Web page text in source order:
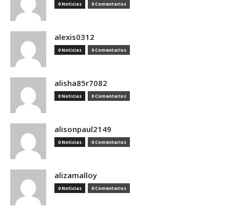
0 Noticias 0 Comentarios
alexis0312
0 Noticias 0 Comentarios
alisha85r7082
0 Noticias 0 Comentarios
alisonpaul2149
0 Noticias 0 Comentarios
alizamalloy
0 Noticias 0 Comentarios